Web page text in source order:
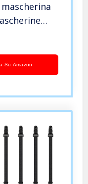
Su Amazon